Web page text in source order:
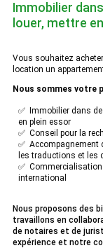
Immobilier
louer, mettre
Vous souhaitez
location un
Nous sommes votre
✅ Immobilier dans
en plein essor
✅ Conseil pour la
✅ Accompagnement
les traductions et les
✅
international
Nous proposons des
travaillons en
de notaires et de
expérience et notre